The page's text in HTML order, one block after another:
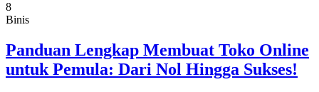
8
Binis
Panduan Lengkap Membuat Toko Online
untuk Pemula: Dari Nol Hingga Sukses!